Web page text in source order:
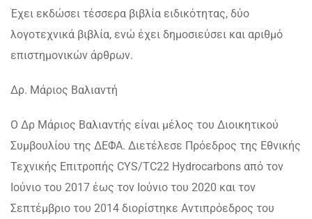
Έχει εκδώσει τέσσερα βιβλία ειδικότητας, δύο
λογοτεχνικά βιβλία, ενώ έχει δημοσιεύσει και αριθμό
επιστημονικών άρθρων.
Δρ. Μάριος Βαλιαντή
Ο Δρ Μάριος Βαλιαντής είναι μέλος του Διοικητικού
Συμβουλίου της ΔΕΦΑ. Διετέλεσε Πρόεδρος της Εθνικής
Τεχνικής Επιτροπής CYS/TC22 Hydrocarbons από τον
Ιούνιο του 2017 έως τον Ιούνιο του 2020 και τον
Σεπτέμβριο του 2014 διορίστηκε Αντιπρόεδρος του